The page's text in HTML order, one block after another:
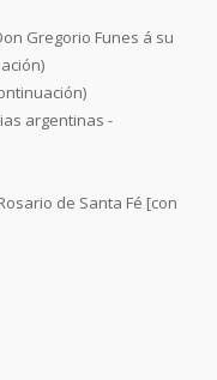
Gregorio Funes á su
argentinas -
de Santa Fé [con